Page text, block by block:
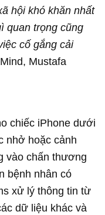
hội khó khăn nhất
quan trọng cũng
cố gắng cải
Mustafa
chiếc iPhone dưới
nhở hoặc cảnh
vào chấn thương
bệnh nhân có
xử lý thông tin từ
dữ liệu khác và